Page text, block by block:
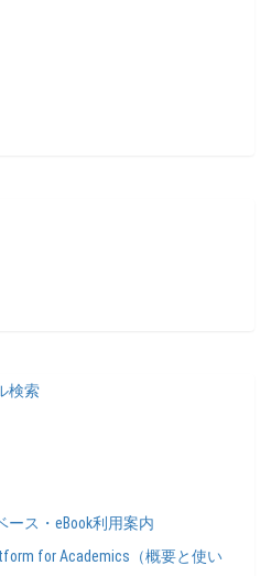
検索
ス・eBook利用案内
for Academics（概要と使い